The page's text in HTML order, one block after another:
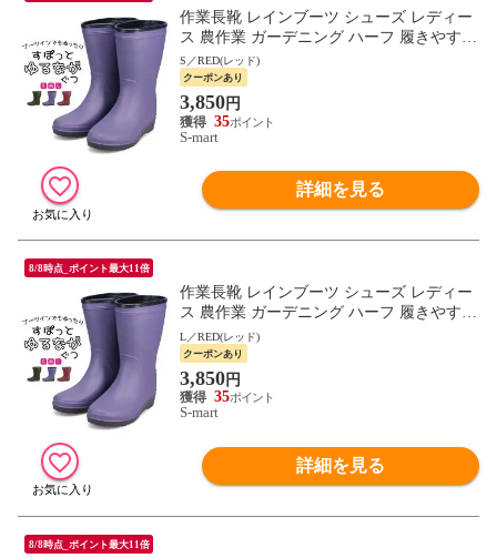
作業長靴 レインブーツ シューズ レディー
ス 農作業 ガーデニング ハーフ 履きやすい
防水 軽い 軽量 無地 すぽっとゆるながぐつ
赤 LB8430
S／RED(レッド)
クーポンあり
3,850円
35
S-mart
詳細を見る
8/8時点_ポイント最大11倍
作業長靴 レインブーツ シューズ レディー
ス 農作業 ガーデニング ハーフ 履きやすい
防水 軽い 軽量 無地 すぽっとゆるながぐつ
赤 LB8430
L／RED(レッド)
クーポンあり
3,850円
35
S-mart
詳細を見る
8/8時点_ポイント最大11倍